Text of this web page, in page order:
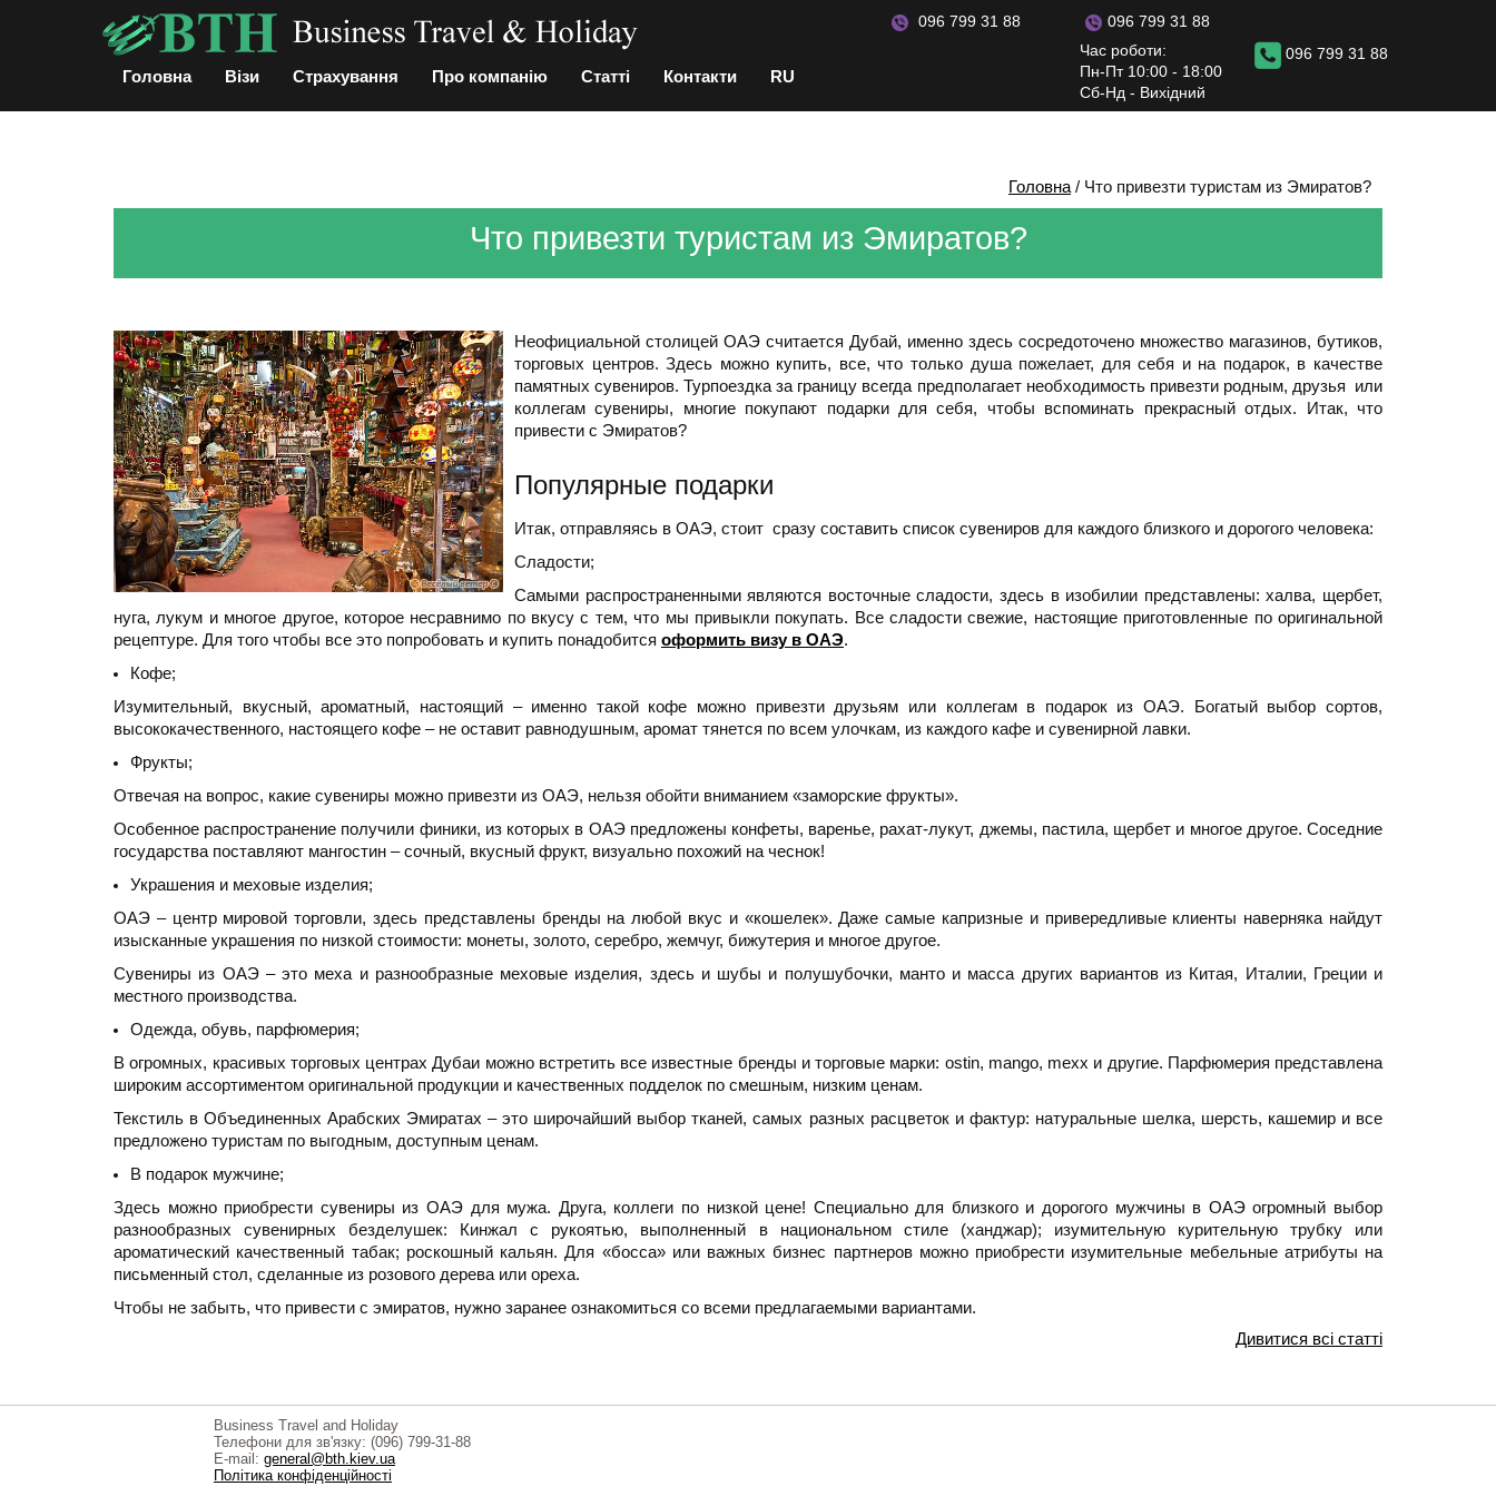
Головна Візи Страхування Про компанію Статті Контакти RU
096 799 31 88
096 799 31 88
Час роботи:
Пн-Пт 10:00 - 18:00
Сб-Нд - Вихідний
096 799 31 88
Головна / Что привезти туристам из Эмиратов?
Что привезти туристам из Эмиратов?
Неофициальной столицей ОАЭ считается Дубай, именно здесь сосредоточено множество магазинов, бутиков,
торговых центров. Здесь можно купить, все, что только душа пожелает, для себя и на подарок, в качестве
памятных сувениров. Турпоездка за границу всегда предполагает необходимость привезти родным, друзья или
коллегам сувениры, многие покупают подарки для себя, чтобы вспоминать прекрасный отдых. Итак, что
привести с Эмиратов?
Популярные подарки
Итак, отправляясь в ОАЭ, стоит сразу составить список сувениров для каждого близкого и дорогого человека:
Сладости;
Самыми распространенными являются восточные сладости, здесь в изобилии представлены: халва, щербет,
нуга, лукум и многое другое, которое несравнимо по вкусу с тем, что мы привыкли покупать. Все сладости свежие, настоящие приготовленные по оригинальной
рецептуре. Для того чтобы все это попробовать и купить понадобится оформить визу в ОАЭ.
Кофе;
Изумительный, вкусный, ароматный, настоящий – именно такой кофе можно привезти друзьям или коллегам в подарок из ОАЭ. Богатый выбор сортов,
высококачественного, настоящего кофе – не оставит равнодушным, аромат тянется по всем улочкам, из каждого кафе и сувенирной лавки.
Фрукты;
Отвечая на вопрос, какие сувениры можно привезти из ОАЭ, нельзя обойти вниманием «заморские фрукты».
Особенное распространение получили финики, из которых в ОАЭ предложены конфеты, варенье, рахат-лукут, джемы, пастила, щербет и многое другое. Соседние
государства поставляют мангостин – сочный, вкусный фрукт, визуально похожий на чеснок!
Украшения и меховые изделия;
ОАЭ – центр мировой торговли, здесь представлены бренды на любой вкус и «кошелек». Даже самые капризные и привередливые клиенты наверняка найдут
изысканные украшения по низкой стоимости: монеты, золото, серебро, жемчуг, бижутерия и многое другое.
Сувениры из ОАЭ – это меха и разнообразные меховые изделия, здесь и шубы и полушубочки, манто и масса других вариантов из Китая, Италии, Греции и
местного производства.
Одежда, обувь, парфюмерия;
В огромных, красивых торговых центрах Дубаи можно встретить все известные бренды и торговые марки: ostin, mango, mexx и другие. Парфюмерия представлена
широким ассортиментом оригинальной продукции и качественных подделок по смешным, низким ценам.
Текстиль в Объединенных Арабских Эмиратах – это широчайший выбор тканей, самых разных расцветок и фактур: натуральные шелка, шерсть, кашемир и все
предложено туристам по выгодным, доступным ценам.
В подарок мужчине;
Здесь можно приобрести сувениры из ОАЭ для мужа. Друга, коллеги по низкой цене! Специально для близкого и дорогого мужчины в ОАЭ огромный выбор
разнообразных сувенирных безделушек: Кинжал с рукоятью, выполненный в национальном стиле (ханджар); изумительную курительную трубку или
ароматический качественный табак; роскошный кальян. Для «босса» или важных бизнес партнеров можно приобрести изумительные мебельные атрибуты на
письменный стол, сделанные из розового дерева или ореха.
Чтобы не забыть, что привести с эмиратов, нужно заранее ознакомиться со всеми предлагаемыми вариантами.
Дивитися всі статті
Business Travel and Holiday
Телефони для зв'язку: (096) 799-31-88
E-mail: general@bth.kiev.ua
Політика конфіденційності